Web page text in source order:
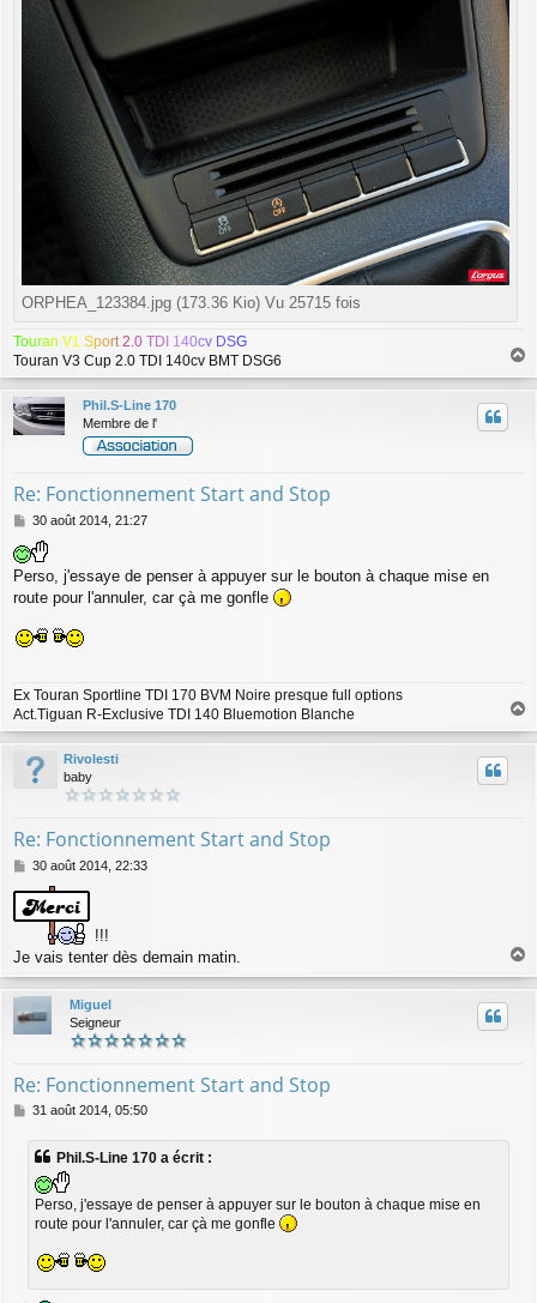
ORPHEA_123384.jpg (173.36 Kio) Vu 25715 fois
Touran V1 Sport 2.0 TD 140cv DSG
Touran V3 Cup 2.0 TDI 140cv BMT DSG6
a
u
Phil.S-Line 170
Membre de l'
Re: Fonctionnement Start and Stop
M
s
s
e
30 août 2014, 21:27
Perso, j'essaye de penser à appuyer sur le bouton à chaque mise en
route pour l'annuler, car çà me gonfle
Ex Touran Sportline TDI 170 BVM Noire presque full options
Act.Tiguan R-Exclusive TDI 140 Bluemotion Blanche
a
u
Rivolesti
baby
Re: Fonctionnement Start and Stop
M
s
s
g
30 août 2014, 22:33
!!!
Je vais tenter dès demain matin.
u
Miguel
Seigneur
Re: Fonctionnement Start and Stop
M
s
31 août 2014, 05:50
Phil.S-Line 170 a écrit :
Perso, j'essaye de penser à appuyer sur le bouton à chaque mise en
route pour l'annuler, car çà me gonfle